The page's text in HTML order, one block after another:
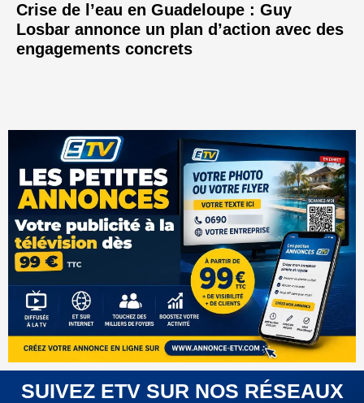
Crise de l’eau en Guadeloupe : Guy
Losbar annonce un plan d’action avec des
engagements concrets
SUIVEZ ETV SUR NOS RÉSEAUX